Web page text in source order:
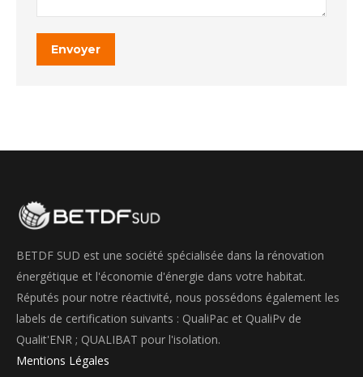
Envoyer
BETDF SUD est une société spécialisée dans la rénovation
énergétique et l'économie d'énergie dans votre habitat.
Réputés pour notre réactivité, nous possédons également les
labels de certification suivants : QualiPac et QualiPv de
Qualit'ENR ; QUALIBAT pour l'isolation.
Mentions Légales